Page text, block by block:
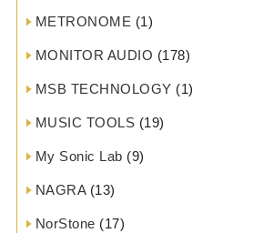
METRONOME (1)
MONITOR AUDIO (178)
MSB TECHNOLOGY (1)
MUSIC TOOLS (19)
My Sonic Lab (9)
NAGRA(13)
NorStone (17)